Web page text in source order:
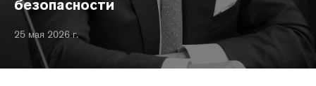
безопасности
25 мая 2026 г.